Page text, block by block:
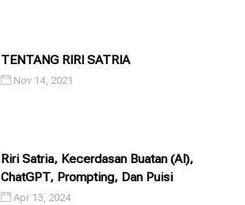
TENTANG RIRI SATRIA
Nov 14, 2021
Riri Satria, Kecerdasan Buatan (AI),
ChatGPT, Prompting, Dan Puisi
Apr 13, 2024